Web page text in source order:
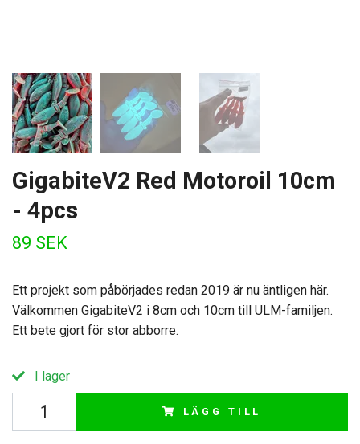
GigabiteV2 Red Motoroil 10cm
- 4pcs
89 SEK
Ett projekt som påbörjades redan 2019 är nu äntligen här.
Välkommen GigabiteV2 i 8cm och 10cm till ULM-familjen.
Ett bete gjort för stor abborre.
I lager
LÄGG TILL